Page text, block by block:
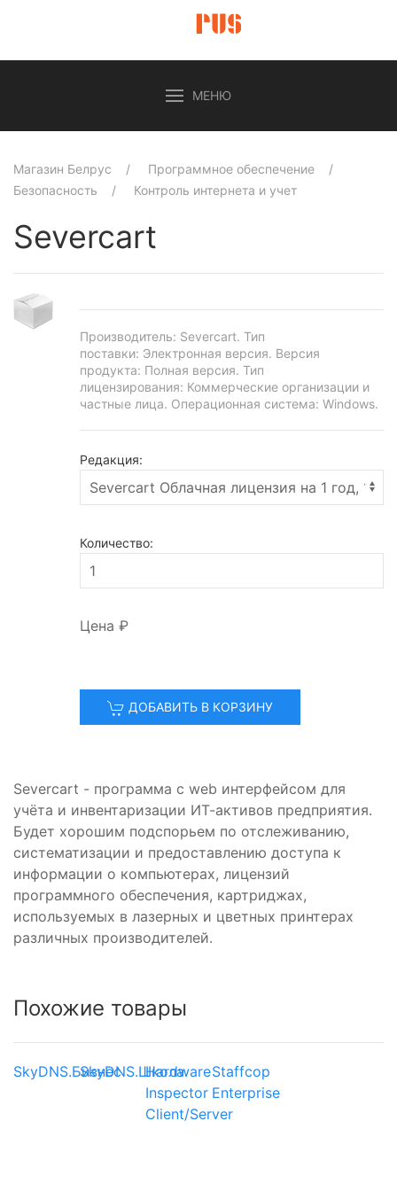
МЕНЮ
Магазин Белрус
Программное обеспечение
Безопасность
Контроль интернета и учет
Severcart
Производитель: Severcart. Тип
поставки: Электронная версия. Версия
продукта: Полная версия. Тип
лицензирования: Коммерческие организации и
частные лица. Операционная система: Windows.
Редакция:
Количество:
Цена ₽
ДОБАВИТЬ В КОРЗИНУ
Severcart - программа с web интерфейсом для
учёта и инвентаризации ИТ-активов предприятия.
Будет хорошим подспорьем по отслеживанию,
систематизации и предоставлению доступа к
информации о компьютерах, лицензий
программного обеспечения, картриджах,
используемых в лазерных и цветных принтерах
различных производителей.
Похожие товары
SkyDNS.БизнесSkyDNS.Школа
Hardware
Inspector
Client/Server
Staffcop
Enterprise